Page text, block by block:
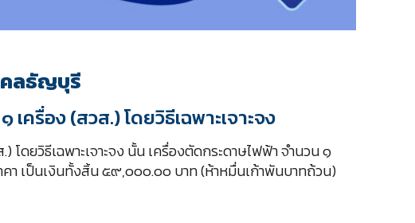
คลธัญบุรี
ครื่อง (สวส.) โดยวิธีเฉพาะเจาะจง
ดยวิธีเฉพาะเจาะจง นั้น เครื่องตัดกระดาษไฟฟ้า จำนวน ๑
า เป็นเงินทั้งสิ้น ๕๙,๐๐๐.๐๐ บาท (ห้าหมื่นเก้าพันบาทถ้วน)